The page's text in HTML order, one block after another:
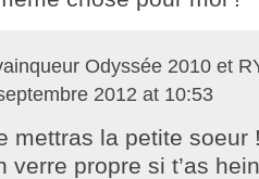
Odyssée 2010 et
2012 at 10:53
mettras la petite soeur
verre propre si t’as